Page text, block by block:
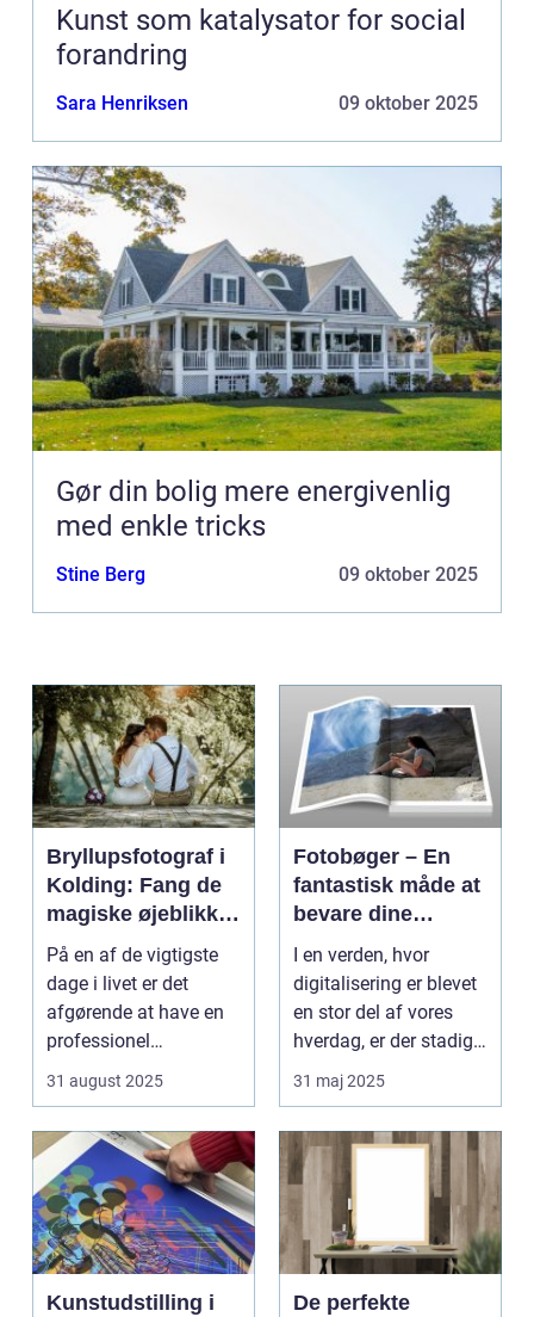
Kunst som katalysator for social
forandring
Sara Henriksen 09 oktober 2025
Gør din bolig mere energivenlig
med enkle tricks
Stine Berg 09 oktober 2025
Bryllupsfotograf i
Kolding: Fang de
magiske øjeblikke
på din store dag
På en af de vigtigste
dage i livet er det
afgørende at have en
professionel
bryllupsfot...
31 august 2025
Fotobøger – En
fantastisk måde at
bevare dine
minder på
I en verden, hvor
digitalisering er blevet
en stor del af vores
hverdag, er der stadig
noget sæ...
31 maj 2025
Kunstudstilling i
De perfekte